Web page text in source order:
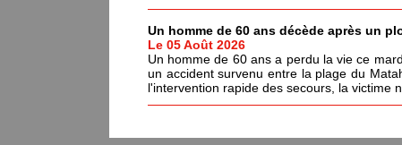
Un homme de 60 ans décède après un
Le 05 Août 2026
Un homme de 60 ans a perdu la vie ce
un accident survenu entre la plage du
l'intervention rapide des secours, la victime